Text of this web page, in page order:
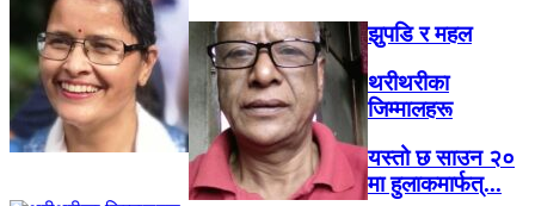
झुपडि र महल
थरीथरीका
जिम्मालहरू
यस्तो छ साउन २०
मा हुलाकमार्फत्...